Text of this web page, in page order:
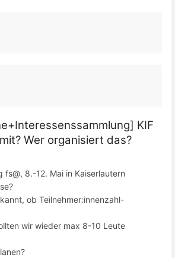
KIF
Wer organisiert das?
fs@, 8.-12. Mai in Kaiserlautern
ob Teilnehmer:innenzahl-
wir wieder max 8-10 Leute